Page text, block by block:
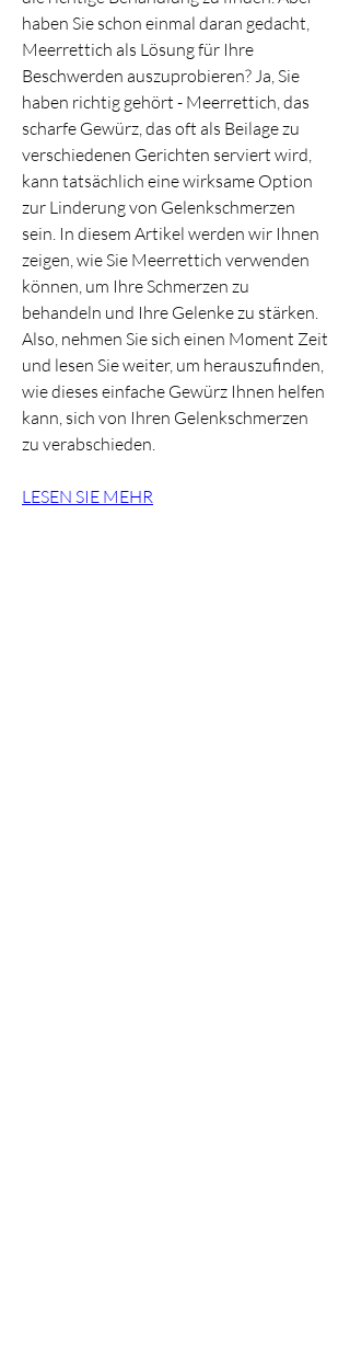
haben Sie schon einmal daran gedacht,
Meerrettich als Lösung für Ihre
Beschwerden auszuprobieren? Ja, Sie
haben richtig gehört - Meerrettich, das
scharfe Gewürz, das oft als Beilage zu
verschiedenen Gerichten serviert wird,
kann tatsächlich eine wirksame Option
zur Linderung von Gelenkschmerzen
sein. In diesem Artikel werden wir Ihnen
zeigen, wie Sie Meerrettich verwenden
können, um Ihre Schmerzen zu
behandeln und Ihre Gelenke zu stärken.
Also, nehmen Sie sich einen Moment Zeit
und lesen Sie weiter, um herauszufinden,
wie dieses einfache Gewürz Ihnen helfen
kann, sich von Ihren Gelenkschmerzen
zu verabschieden.
LESEN SIE MEHR